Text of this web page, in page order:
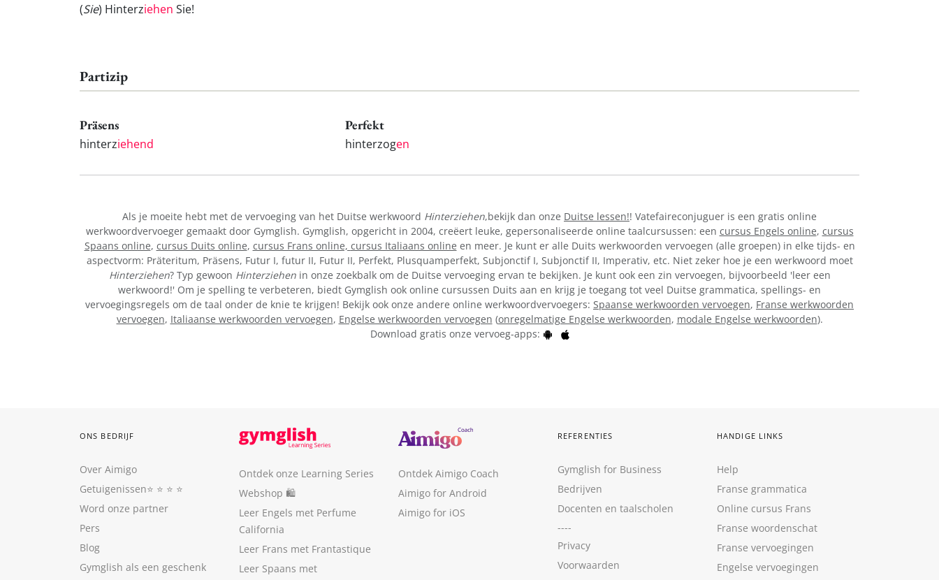
(Sie) Hinterziehen Sie!
Partizip
Präsens
hinterziehend
Perfekt
hinterzogen
Als je moeite hebt met de vervoeging van het Duitse werkwoord Hinterziehen,bekijk dan onze Duitse lessen!! Vatefaireconjuguer is een gratis online
werkwoordvervoeger gemaakt door Gymglish. Gymglish, opgericht in 2004, creëert leuke, gepersonaliseerde online taalcursussen: een cursus Engels online, cursus
Spaans online, cursus Duits online, cursus Frans online, cursus Italiaans online en meer. Je kunt er alle Duits werkwoorden vervoegen (alle groepen) in elke tijds- en
aspectvorm: Präteritum, Präsens, Futur I, futur II, Futur II, Perfekt, Plusquamperfekt, Subjonctif I, Subjonctif II, Imperativ, etc. Niet zeker hoe je een werkwoord moet
Hinterziehen? Typ gewoon Hinterziehenin onze zoekbalk om de Duitse vervoeging ervan te bekijken. Je kunt ook een zin vervoegen, bijvoorbeeld 'leer een
werkwoord!' Om je spelling te verbeteren, biedt Gymglish ook online cursussen Duits aan en krijg je toegang tot veel Duitse grammatica, spellings- en
vervoegingsregels om de taal onder de knie te krijgen! Bekijk ook onze andere online werkwoordvervoegers: Spaanse werkwoorden vervoegen, Franse werkwoorden
vervoegen, Italiaanse werkwoorden vervoegen, Engelse werkwoorden vervoegen (onregelmatige Engelse werkwoorden, modale Engelse werkwoorden).
Download gratis onze vervoeg-apps:
ONS BEDRIJF
Over Aimigo
Getuigenissen⭐️ ⭐️ ⭐️ ⭐️
Word onze partner
Pers
Blog
Gymglish als een geschenk
Ontdek onze Learning Series
Webshop 🛍
Leer Engels met Perfume
California
Leer Frans met Frantastique
Leer Spaans met
Ontdek Aimigo Coach
Aimigo for Android
Aimigo for iOS
REFERENTIES
Gymglish for Business
Bedrijven
Docenten en taalscholen
----
Privacy
Voorwaarden
HANDIGE LINKS
Help
Franse grammatica
Online cursus Frans
Franse woordenschat
Franse vervoegingen
Engelse vervoegingen